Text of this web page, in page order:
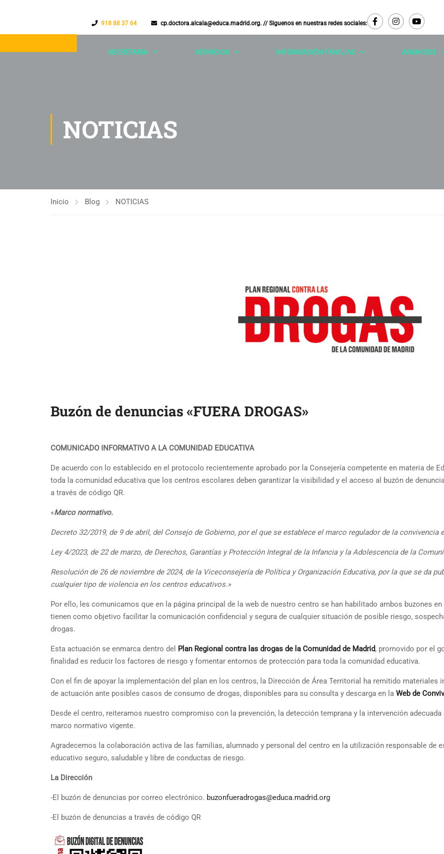
918 88 37 64 cp.doctora.alcala@educa.madrid.org. // Siguenos en nuestras redes sociales:
SECRETARIA SERVICIOS INFORMACIÓN FAMILIAS ANUNCIOS
NOTICIAS
Inicio Blog NOTICIAS
Buzón de denuncias «FUERA DROGAS»
COMUNICADO INFORMATIVO A LA COMUNIDAD EDUCATIVA
De acuerdo con lo establecido en el protocolo recientemente aprobado por la Consejería competente en materia de
toda la comunidad educativa que los centros escolares deben garantizar la visibilidad y el acceso al buzón de
a través de código QR.
«Marco normativo.
Decreto 32/2019, de 9 de abril, del Consejo de Gobierno, por el que se establece el marco regulador de la
Ley 4/2023, de 22 de marzo, de Derechos, Garantías y Protección Integral de la Infancia y la Adolescencia de la
Resolución de 26 de noviembre de 2024, de la Viceconsejería de Política y Organización Educativa, por la que se da
cualquier tipo de violencia en los centros educativos.»
Por ello, les comunicamos que en la página principal de la web de nuestro centro se han habilitado ambos buzones
tienen como objetivo facilitar la comunicación confidencial y segura de cualquier situación de posible riesgo,
drogas.
Esta actuación se enmarca dentro del Plan Regional contra las drogas de la Comunidad de Madrid, promovido por el
finalidad es reducir los factores de riesgo y fomentar entornos de protección para toda la comunidad educativa.
Con el fin de apoyar la implementación del plan en los centros, la Dirección de Área Territorial ha remitido
de actuación ante posibles casos de consumo de drogas, disponibles para su consulta y descarga en la Web de
Desde el centro, reiteramos nuestro compromiso con la prevención, la detección temprana y la intervención
marco normativo vigente.
Agradecemos la colaboración activa de las familias, alumnado y personal del centro en la utilización responsable de
educativo seguro, saludable y libre de conductas de riesgo.
La Dirección
-El buzón de denuncias por correo electrónico. buzonfueradrogas@educa.madrid.org
-El buzón de denuncias a través de código QR